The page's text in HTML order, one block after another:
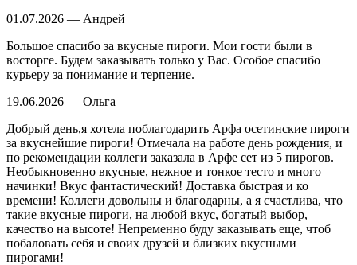
01.07.2026 — Андрей
Большое спасибо за вкусные пироги. Мои гости были в
восторге. Будем заказывать только у Вас. Особое спасибо
курьеру за понимание и терпение.
19.06.2026 — Ольга
Добрый день,я хотела поблагодарить Арфа осетинские пироги
за вкуснейшие пироги! Отмечала на работе день рождения, и
по рекомендации коллеги заказала в Арфе сет из 5 пирогов.
Необыкновенно вкусные, нежное и тонкое тесто и много
начинки! Вкус фантастический! Доставка быстрая и ко
времени! Коллеги довольны и благодарны, а я счастлива, что
такие вкусные пироги, на любой вкус, богатый выбор,
качество на высоте! Непременно буду заказывать еще, чтоб
побаловать себя и своих друзей и близких вкусными
пирогами!